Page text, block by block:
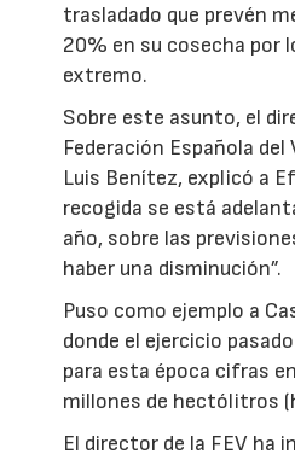
trasladado que prevén
20% en su cosecha por
extremo.
Sobre este asunto, el
Federación Española del
Luis Benítez, explicó a
recogida se está
año, sobre las
haber una disminución”.
Puso como ejemplo a
donde el ejercicio
para esta época cifras
millones de hectólitros
El director de la FEV ha